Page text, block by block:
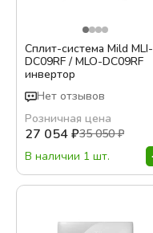
Сплит-система Mild MLI-
DC09RF / MLO-DC09RF
инвертор
Нет отзывов
Розничная цена
27 054₽35 050₽
В наличии 1 шт.